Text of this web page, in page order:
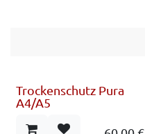
Trockenschutz Pura
A4/A5